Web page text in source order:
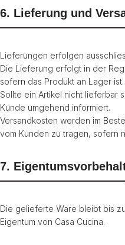
6. Lieferung und
Lieferungen erfolgen
Die Lieferung erfolgt in der
sofern das Produkt an Lager ist.
Sollte ein Artikel nicht lieferbar
Kunde umgehend informiert.
Versandkosten werden im
vom Kunden zu tragen, sofern
7.
Die gelieferte Ware bleibt bis
Eigentum von Casa Cucina.